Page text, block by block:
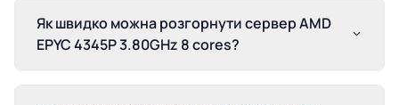
Як швидко можна розгорнути сервер AMD
EPYC 4345P 3.80GHz 8 cores?